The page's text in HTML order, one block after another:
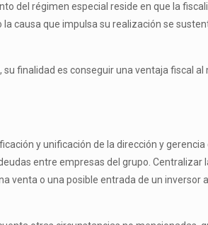
del régimen especial reside en que la
causa que impulsa su realización se
finalidad es conseguir una ventaja fiscal
y unificación de la dirección y gerencia
entre empresas del grupo. Centralizar
venta o una posible entrada de un inversor